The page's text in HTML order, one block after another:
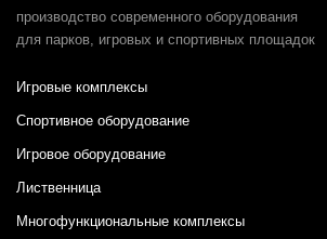
производство современного оборудования
для парков, игровых и спортивных площадок
Игровые комплексы
Спортивное оборудование
Игровое оборудование
Лиственница
Многофункциональные комплексы